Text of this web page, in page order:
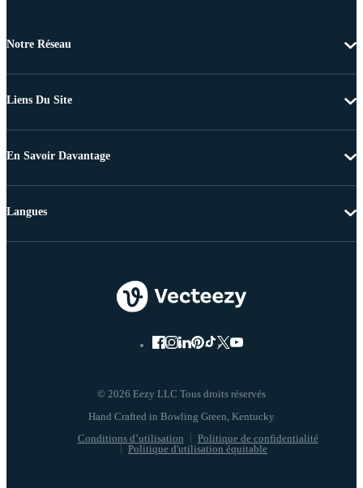
Notre Réseau
Liens Du Site
En Savoir Davantage
© 2026 Eezy LLC Tous droits réservés
Conditions d’utilisation
Politique de confidentialité
Politique d'utilisation équitable
Langues